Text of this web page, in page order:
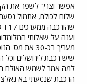
אפשר וצריך לשפר את
וענה על שאלותי
מעריך בכ-30
שיש רכבת לירושלים
למה אמר לשמש האולם